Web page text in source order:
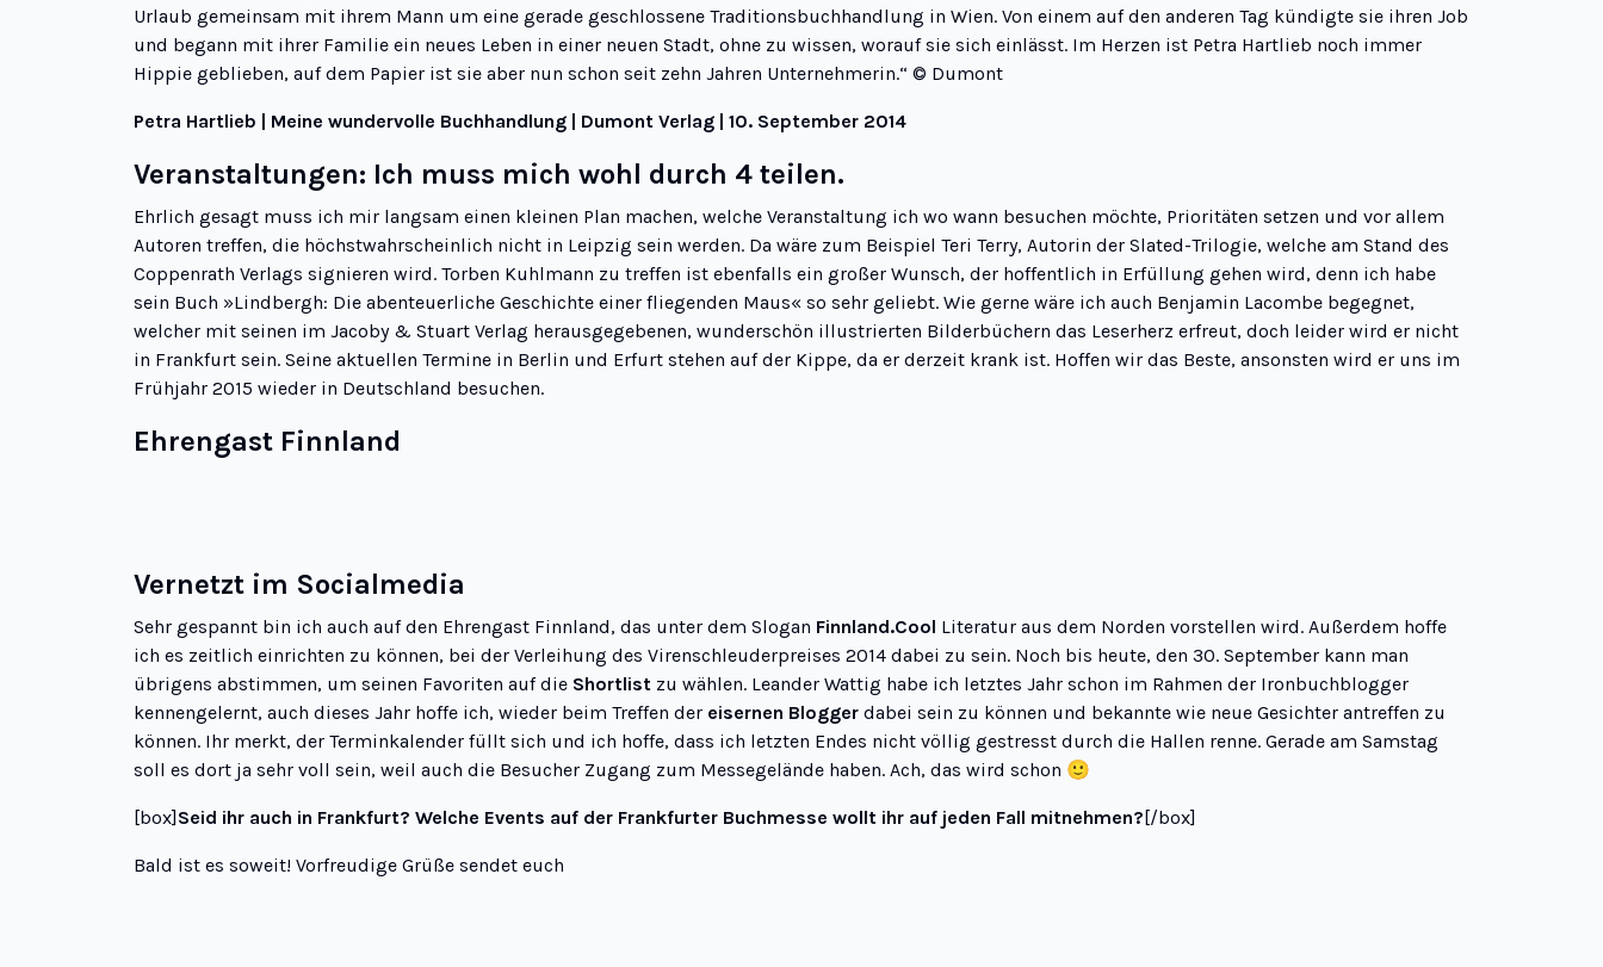
Urlaub gemeinsam mit ihrem Mann um eine gerade geschlossene Traditionsbuchhandlung in Wien. Von einem auf den anderen Tag kündigte sie ihren Job
und begann mit ihrer Familie ein neues Leben in einer neuen Stadt, ohne zu wissen, worauf sie sich einlässt. Im Herzen ist Petra Hartlieb noch immer
Hippie geblieben, auf dem Papier ist sie aber nun schon seit zehn Jahren Unternehmerin.“ © Dumont
Petra Hartlieb | Meine wundervolle Buchhandlung | Dumont Verlag | 10. September 2014
Veranstaltungen: Ich muss mich wohl durch 4 teilen.
Ehrlich gesagt muss ich mir langsam einen kleinen Plan machen, welche Veranstaltung ich wo wann besuchen möchte, Prioritäten setzen und vor allem
Autoren treffen, die höchstwahrscheinlich nicht in Leipzig sein werden. Da wäre zum Beispiel Teri Terry, Autorin der Slated-Trilogie, welche am Stand des
Coppenrath Verlags signieren wird. Torben Kuhlmann zu treffen ist ebenfalls ein großer Wunsch, der hoffentlich in Erfüllung gehen wird, denn ich habe
sein Buch »Lindbergh: Die abenteuerliche Geschichte einer fliegenden Maus« so sehr geliebt. Wie gerne wäre ich auch Benjamin Lacombe begegnet,
welcher mit seinen im Jacoby & Stuart Verlag herausgegebenen, wunderschön illustrierten Bilderbüchern das Leserherz erfreut, doch leider wird er nicht
in Frankfurt sein. Seine aktuellen Termine in Berlin und Erfurt stehen auf der Kippe, da er derzeit krank ist. Hoffen wir das Beste, ansonsten wird er uns im
Frühjahr 2015 wieder in Deutschland besuchen.
Ehrengast Finnland
Vernetzt im Socialmedia
Sehr gespannt bin ich auch auf den Ehrengast Finnland, das unter dem Slogan Finnland.Cool Literatur aus dem Norden vorstellen wird. Außerdem hoffe
ich es zeitlich einrichten zu können, bei der Verleihung des Virenschleuderpreises 2014 dabei zu sein. Noch bis heute, den 30. September kann man
übrigens abstimmen, um seinen Favoriten auf die Shortlist zu wählen. Leander Wattig habe ich letztes Jahr schon im Rahmen der Ironbuchblogger
kennengelernt, auch dieses Jahr hoffe ich, wieder beim Treffen der eisernen Blogger dabei sein zu können und bekannte wie neue Gesichter antreffen zu
können. Ihr merkt, der Terminkalender füllt sich und ich hoffe, dass ich letzten Endes nicht völlig gestresst durch die Hallen renne. Gerade am Samstag
soll es dort ja sehr voll sein, weil auch die Besucher Zugang zum Messegelände haben. Ach, das wird schon 🙂
[box]Seid ihr auch in Frankfurt? Welche Events auf der Frankfurter Buchmesse wollt ihr auf jeden Fall mitnehmen?[/box]
Bald ist es soweit! Vorfreudige Grüße sendet euch